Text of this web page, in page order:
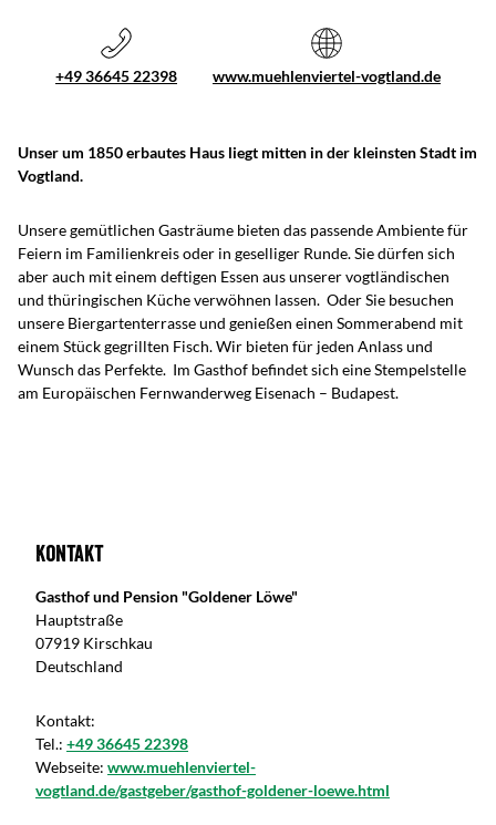
+49 36645 22398 www.muehlenviertel-vogtland.de
Unser um 1850 erbautes Haus liegt mitten in der kleinsten Stadt im
Vogtland.
Unsere gemütlichen Gasträume bieten das passende Ambiente für
Feiern im Familienkreis oder in geselliger Runde. Sie dürfen sich
aber auch mit einem deftigen Essen aus unserer vogtländischen
und thüringischen Küche verwöhnen lassen. Oder Sie besuchen
unsere Biergartenterrasse und genießen einen Sommerabend mit
einem Stück gegrillten Fisch. Wir bieten für jeden Anlass und
Wunsch das Perfekte. Im Gasthof befindet sich eine Stempelstelle
am Europäischen Fernwanderweg Eisenach – Budapest.
Kontakt
Gasthof und Pension "Goldener Löwe"
Hauptstraße
07919 Kirschkau
Deutschland
Kontakt:
Tel.: +49 36645 22398
Webseite: www.muehlenviertel-
vogtland.de/gastgeber/gasthof-goldener-loewe.html